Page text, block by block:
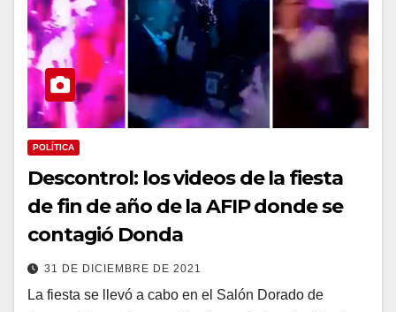
POLÍTICA
Descontrol: los videos de la fiesta
de fin de año de la AFIP donde se
contagió Donda
31 DE DICIEMBRE DE 2021
La fiesta se llevó a cabo en el Salón Dorado de